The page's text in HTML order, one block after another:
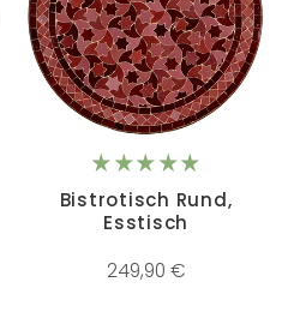
Bistrotisch Rund,
Esstisch
249,90 €